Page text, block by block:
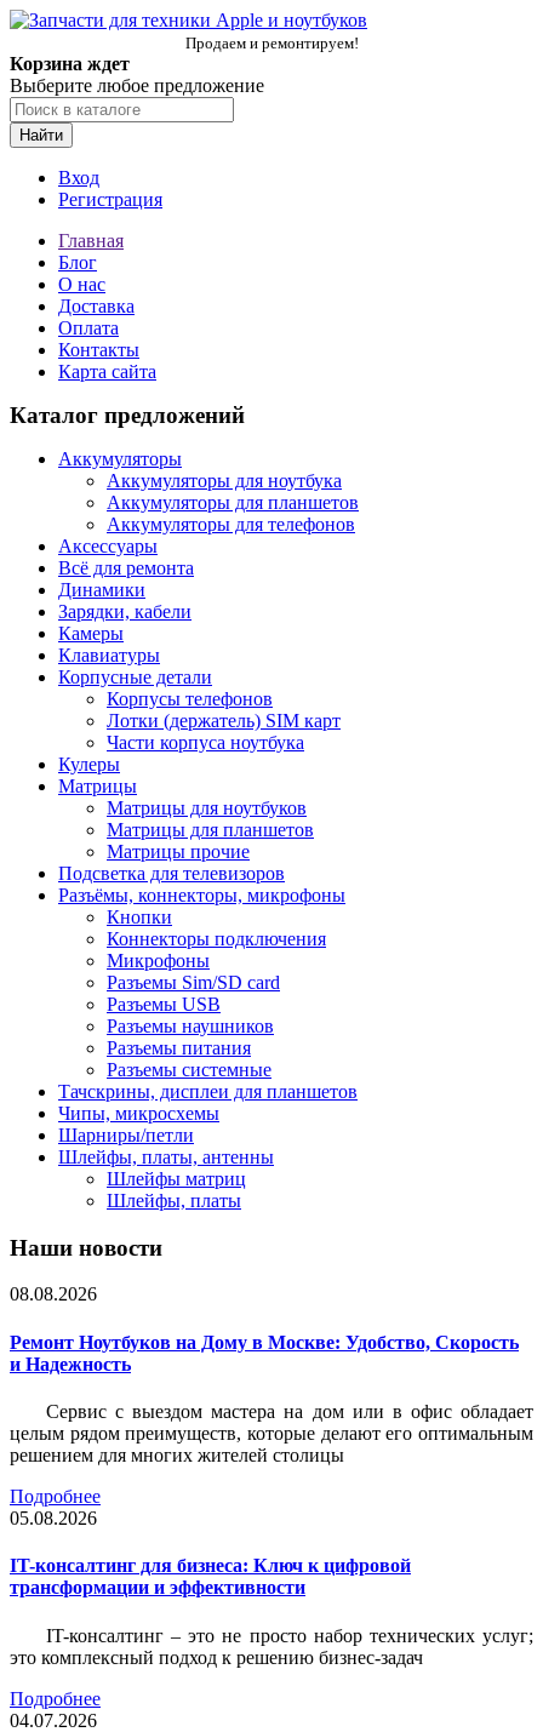
Продаем и ремонтируем!
Корзина ждет
Выберите любое предложение
Найти
Вход
Регистрация
Главная
Блог
О нас
Доставка
Оплата
Контакты
Карта сайта
Каталог предложений
Аккумуляторы
Аккумуляторы для ноутбука
Аккумуляторы для планшетов
Аккумуляторы для телефонов
Аксессуары
Всё для ремонта
Динамики
Зарядки, кабели
Камеры
Клавиатуры
Корпусные детали
Корпусы телефонов
Лотки (держатель) SIM карт
Части корпуса ноутбука
Кулеры
Матрицы
Матрицы для ноутбуков
Матрицы для планшетов
Матрицы прочие
Подсветка для телевизоров
Разъёмы, коннекторы, микрофоны
Кнопки
Коннекторы подключения
Микрофоны
Разъемы Sim/SD card
Разъемы USB
Разъемы наушников
Разъемы питания
Разъемы системные
Тачскрины, дисплеи для планшетов
Чипы, микросхемы
Шарниры/петли
Шлейфы, платы, антенны
Шлейфы матриц
Шлейфы, платы
Наши новости
08.08.2026
Ремонт Ноутбуков на Дому в Москве: Удобство, Скорость
и Надежность
Сервис с выездом мастера на дом или в офис обладает
целым рядом преимуществ, которые делают его оптимальным
решением для многих жителей столицы
Подробнее
05.08.2026
IT-консалтинг для бизнеса: Ключ к цифровой
трансформации и эффективности
IT-консалтинг – это не просто набор технических услуг;
это комплексный подход к решению бизнес-задач
Подробнее
04.07.2026